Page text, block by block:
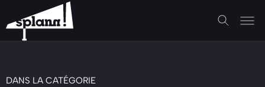
DANS LA CATÉGORIE